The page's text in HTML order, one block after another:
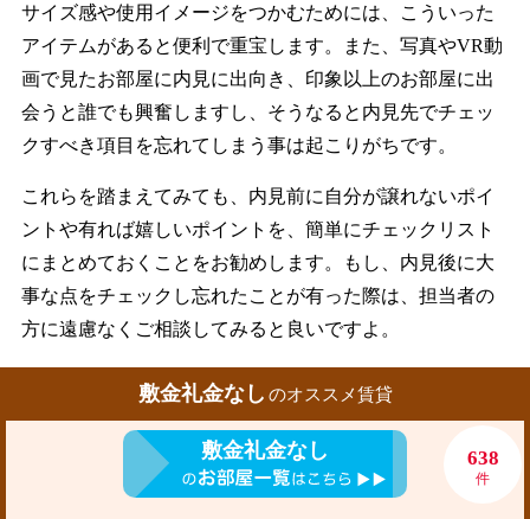
サイズ感や使用イメージをつかむためには、こういった
アイテムがあると便利で重宝します。また、写真やVR動
画で見たお部屋に内見に出向き、印象以上のお部屋に出
会うと誰でも興奮しますし、そうなると内見先でチェッ
クすべき項目を忘れてしまう事は起こりがちです。
これらを踏まえてみても、内見前に自分が譲れないポイ
ントや有れば嬉しいポイントを、簡単にチェックリスト
にまとめておくことをお勧めします。もし、内見後に大
事な点をチェックし忘れたことが有った際は、担当者の
方に遠慮なくご相談してみると良いですよ。
敷金礼金なし のオススメ賃貸
敷金礼金なし 638
件